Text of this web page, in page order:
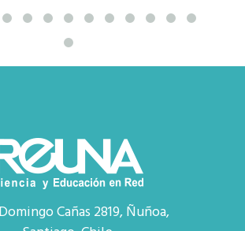
Cañas 2819, Ñuñoa,